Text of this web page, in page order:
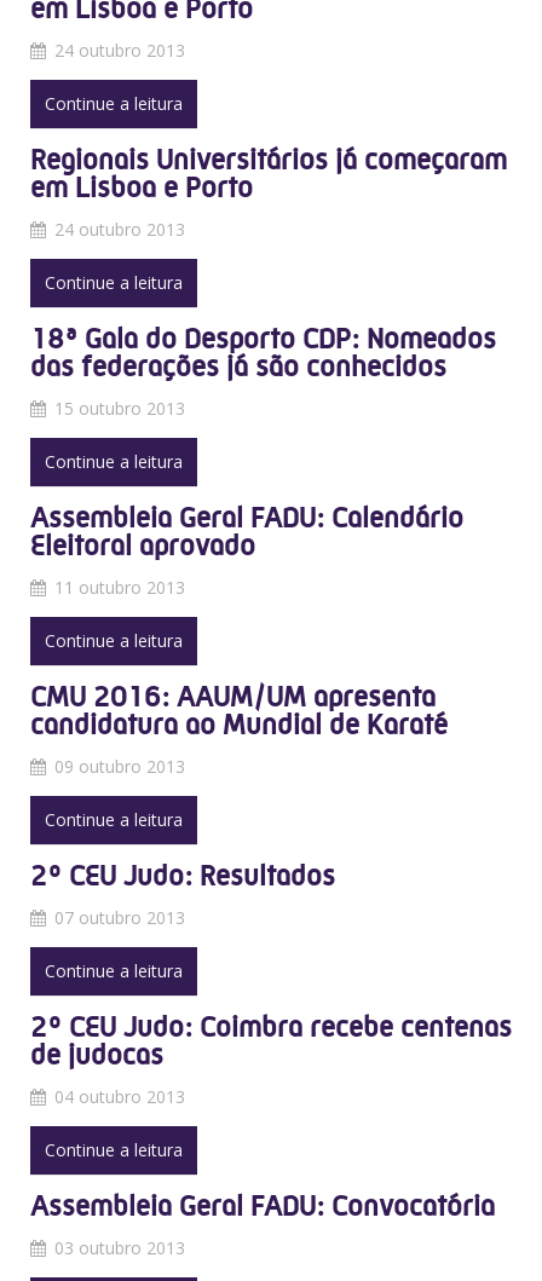
em Lisboa e Porto
24 outubro 2013
Continue a leitura
Regionais Universitários já começaram
em Lisboa e Porto
24 outubro 2013
Continue a leitura
18ª Gala do Desporto CDP: Nomeados
das federações já são conhecidos
15 outubro 2013
Continue a leitura
Assembleia Geral FADU: Calendário
Eleitoral aprovado
11 outubro 2013
Continue a leitura
CMU 2016: AAUM/UM apresenta
candidatura ao Mundial de Karaté
09 outubro 2013
Continue a leitura
2º CEU Judo: Resultados
07 outubro 2013
Continue a leitura
2º CEU Judo: Coimbra recebe centenas
de judocas
04 outubro 2013
Continue a leitura
Assembleia Geral FADU: Convocatória
03 outubro 2013